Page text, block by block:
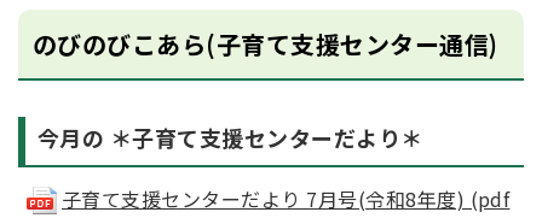
のびのびこあら(子育て支援センター通信)
今月の ＊子育て支援センターだより＊
子育て支援センターだより 7月号(令和8年度) (pdf